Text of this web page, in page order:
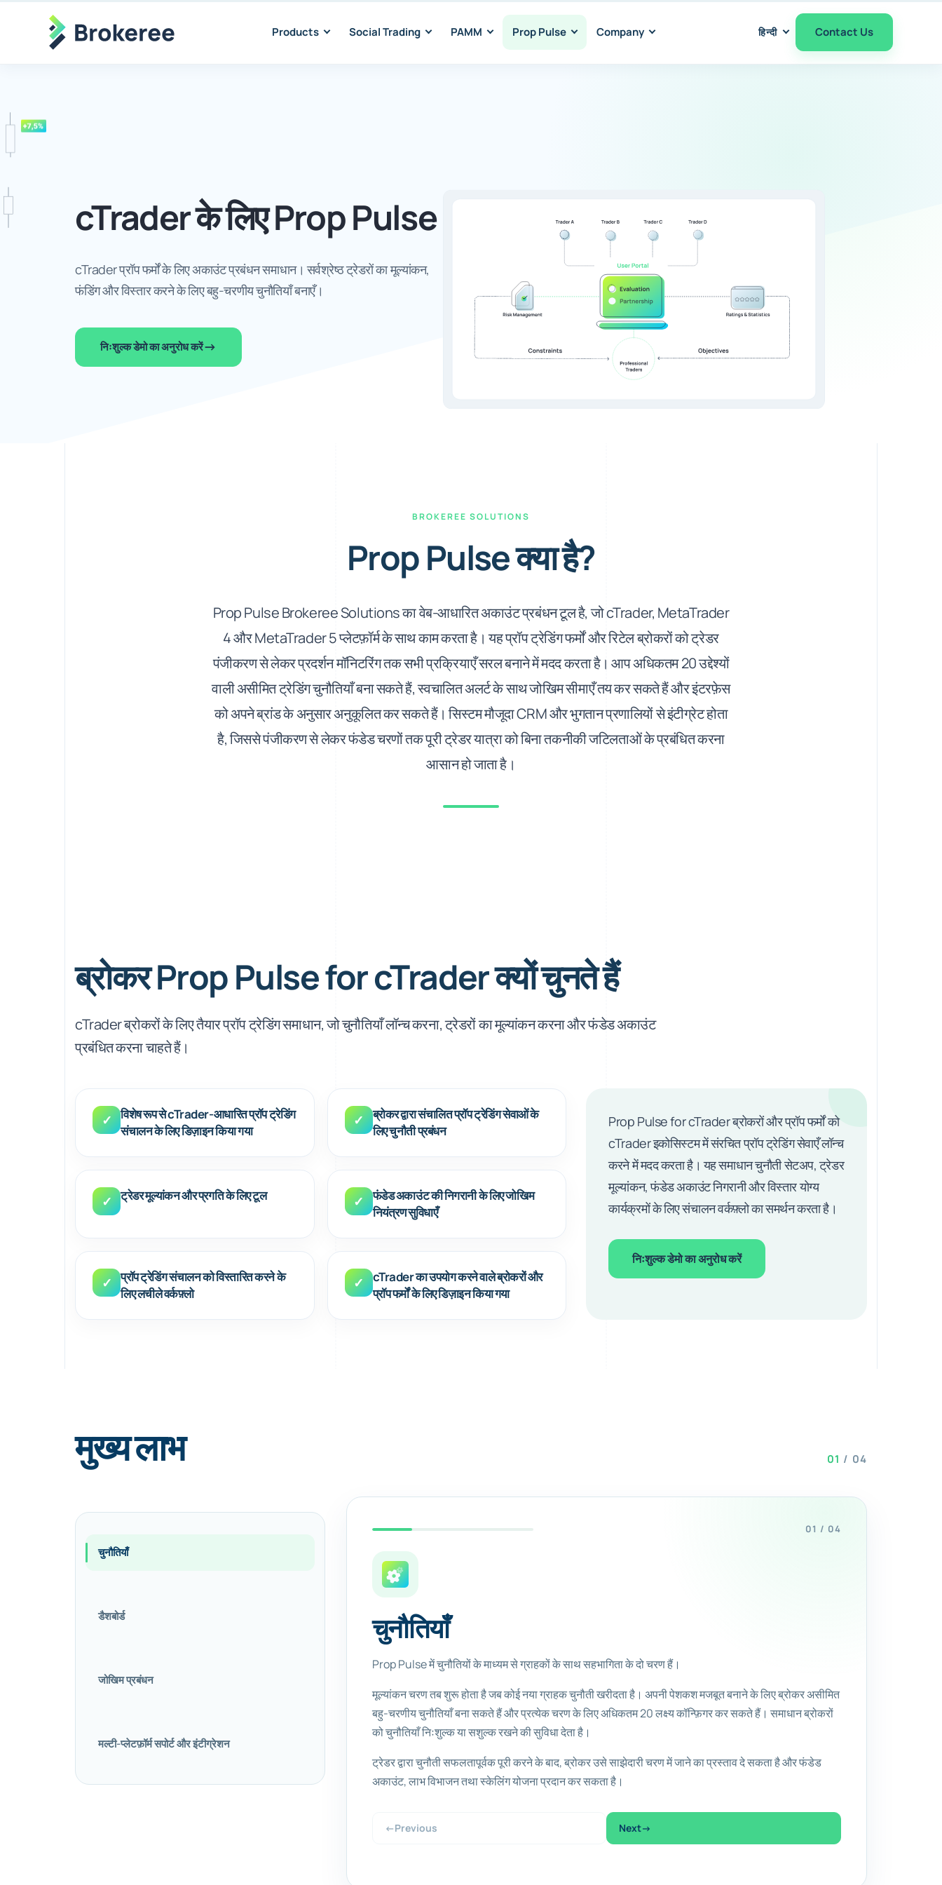
Products Social Trading PAMM Prop Pulse Company हिन्दी Contact Us
cTrader के लिए Prop Pulse
cTrader प्रॉप फर्मों के लिए अकाउंट प्रबंधन समाधान। सर्वश्रेष्ठ ट्रेडरों का मूल्यांकन,
फंडिंग और विस्तार करने के लिए बहु-चरणीय चुनौतियाँ बनाएँ।
निःशुल्क डेमो का अनुरोध करें
BROKEREE SOLUTIONS
Prop Pulse क्या है?
Prop Pulse Brokeree Solutions का वेब-आधारित अकाउंट प्रबंधन टूल है, जो cTrader, MetaTrader
4 और MetaTrader 5 प्लेटफ़ॉर्म के साथ काम करता है। यह प्रॉप ट्रेडिंग फर्मों और रिटेल ब्रोकरों को ट्रेडर
पंजीकरण से लेकर प्रदर्शन मॉनिटरिंग तक सभी प्रक्रियाएँ सरल बनाने में मदद करता है। आप अधिकतम 20 उद्देश्यों
वाली असीमित ट्रेडिंग चुनौतियाँ बना सकते हैं, स्वचालित अलर्ट के साथ जोखिम सीमाएँ तय कर सकते हैं और इंटरफ़ेस
को अपने ब्रांड के अनुसार अनुकूलित कर सकते हैं। सिस्टम मौजूदा CRM और भुगतान प्रणालियों से इंटीग्रेट होता
है, जिससे पंजीकरण से लेकर फंडेड चरणों तक पूरी ट्रेडर यात्रा को बिना तकनीकी जटिलताओं के प्रबंधित करना
आसान हो जाता है।
ब्रोकर Prop Pulse for cTrader क्यों चुनते हैं
cTrader ब्रोकरों के लिए तैयार प्रॉप ट्रेडिंग समाधान, जो चुनौतियाँ लॉन्च करना, ट्रेडरों का मूल्यांकन करना और फंडेड अकाउंट
प्रबंधित करना चाहते हैं।
✓ विशेष रूप से cTrader-आधारित प्रॉप ट्रेडिंग
संचालन के लिए डिज़ाइन किया गया
✓ ब्रोकर द्वारा संचालित प्रॉप ट्रेडिंग सेवाओं के
लिए चुनौती प्रबंधन
✓ ट्रेडर मूल्यांकन और प्रगति के लिए टूल ✓ फंडेड अकाउंट की निगरानी के लिए जोखिम
नियंत्रण सुविधाएँ
✓ प्रॉप ट्रेडिंग संचालन को विस्तारित करने के
लिए लचीले वर्कफ़्लो
✓ cTrader का उपयोग करने वाले ब्रोकरों और
प्रॉप फर्मों के लिए डिज़ाइन किया गया
Prop Pulse for cTrader ब्रोकरों और प्रॉप फर्मों को
cTrader इकोसिस्टम में संरचित प्रॉप ट्रेडिंग सेवाएँ लॉन्च
करने में मदद करता है। यह समाधान चुनौती सेटअप, ट्रेडर
मूल्यांकन, फंडेड अकाउंट निगरानी और विस्तार योग्य
कार्यक्रमों के लिए संचालन वर्कफ़्लो का समर्थन करता है।
निःशुल्क डेमो का अनुरोध करें
मुख्य लाभ 01 / 04
चुनौतियाँ
डैशबोर्ड
जोखिम प्रबंधन
मल्टी-प्लेटफ़ॉर्म सपोर्ट और इंटीग्रेशन
01 / 04
चुनौतियाँ
Prop Pulse में चुनौतियों के माध्यम से ग्राहकों के साथ सहभागिता के दो चरण हैं।
मूल्यांकन चरण तब शुरू होता है जब कोई नया ग्राहक चुनौती खरीदता है। अपनी पेशकश मजबूत बनाने के लिए ब्रोकर असीमित
बहु-चरणीय चुनौतियाँ बना सकते हैं और प्रत्येक चरण के लिए अधिकतम 20 लक्ष्य कॉन्फ़िगर कर सकते हैं। समाधान ब्रोकरों
को चुनौतियाँ निःशुल्क या सशुल्क रखने की सुविधा देता है।
ट्रेडर द्वारा चुनौती सफलतापूर्वक पूरी करने के बाद, ब्रोकर उसे साझेदारी चरण में जाने का प्रस्ताव दे सकता है और फंडेड
अकाउंट, लाभ विभाजन तथा स्केलिंग योजना प्रदान कर सकता है।
←Previous Next→